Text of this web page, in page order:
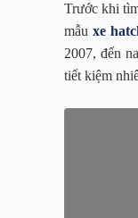
Trước khi
mẫu xe
2007, đến
tiết kiệm